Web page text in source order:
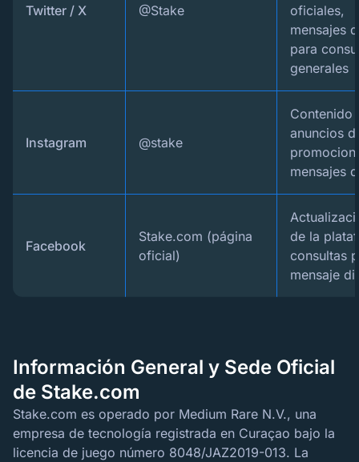
Twitter / X @Stake
oficiales,
mensajes
para
generales
Instagram @stake
Contenido
anuncios
mensajes
Facebook
Stake.com (página
oficial)
de la
consultas
mensaje
Información General y Sede Oficial
de Stake.com
Stake.com es operado por Medium Rare N.V., una
empresa de tecnología registrada en Curaçao bajo la
licencia de juego número 8048/JAZ2019-013. La